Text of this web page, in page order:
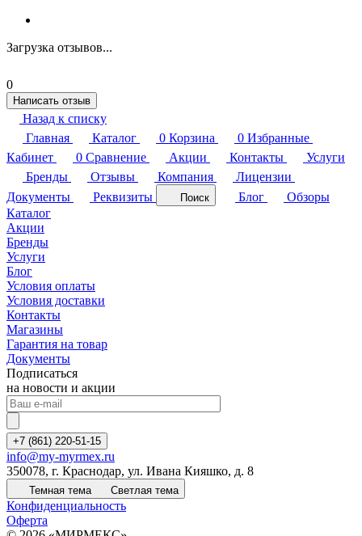
Загрузка отзывов...
0
Написать отзыв
Назад к списку
Главная
Каталог 0 Корзина 0 Избранные
Кабинет
0 Сравнение Акции Контакты
Услуги
Бренды
Отзывы Компания
Лицензии
Документы
Реквизиты Поиск Блог
Обзоры
Каталог
Акции
Бренды
Услуги
Блог
Условия оплаты
Условия доставки
Контакты
Магазины
Гарантия на товар
Документы
Подписаться
на новости и акции
+7 (861) 220-51-15
info@my-myrmex.ru
350078, г. Краснодар, ул. Ивана Кияшко, д. 8
Темная тема Светлая тема
Конфиденциальность
Оферта